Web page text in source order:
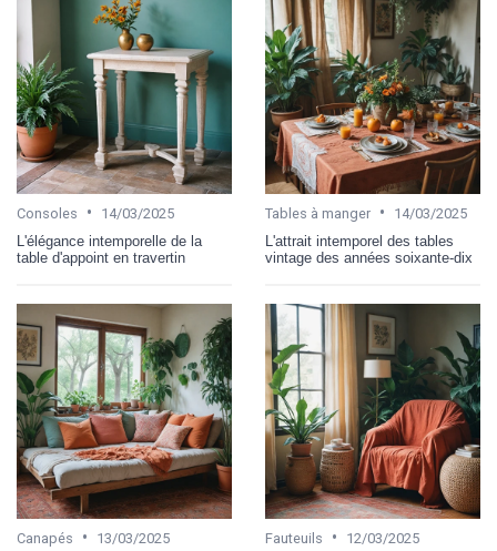
Consoles •
14/03/2025
L'élégance intemporelle de la
table d'appoint en travertin
Tables à manger •
14/03/2025
L'attrait intemporel des tables
vintage des années soixante-dix
Canapés •
13/03/2025
Fauteuils •
12/03/2025